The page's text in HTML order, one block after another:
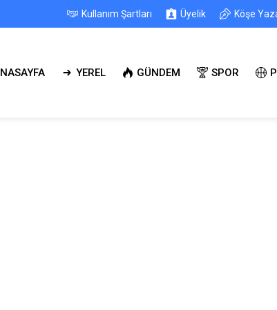
Kullanım Şartları Üyelik Köşe
YEREL GÜNDEM SPOR